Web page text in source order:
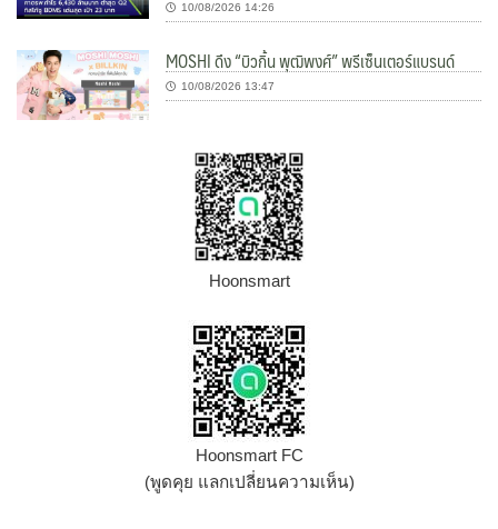
10/08/2026 14:26
MOSHI ดึง “บิวกิ้น พุฒิพงศ์” พรีเซ็นเตอร์แบรนด์
10/08/2026 13:47
Hoonsmart
Hoonsmart FC
(พูดคุย แลกเปลี่ยนความเห็น)